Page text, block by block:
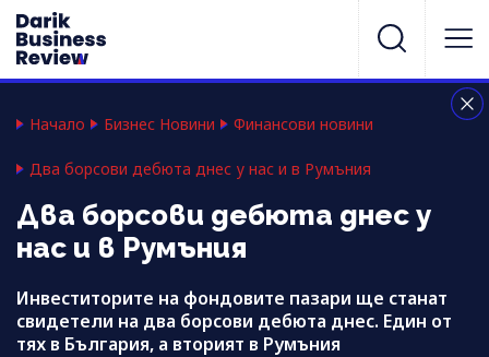
Начало Бизнес Новини Финансови новини
Два борсови дебюта днес у нас и в Румъния
Два борсови дебюта днес у
нас и в Румъния
Инвеститорите на фондовите пазари ще станат
свидетели на два борсови дебюта днес. Един от
тях в България, а вторият в Румъния